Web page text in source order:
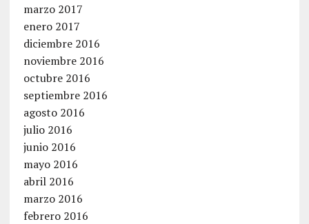
marzo 2017
enero 2017
diciembre 2016
noviembre 2016
octubre 2016
septiembre 2016
agosto 2016
julio 2016
junio 2016
mayo 2016
abril 2016
marzo 2016
febrero 2016